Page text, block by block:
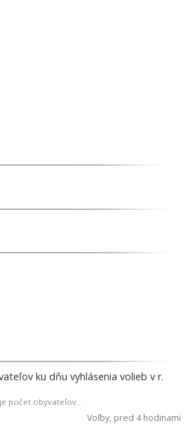
ku dňu vyhlásenia volieb v r.
počet obyvateľov...
Voľby, pred 4 hodinami